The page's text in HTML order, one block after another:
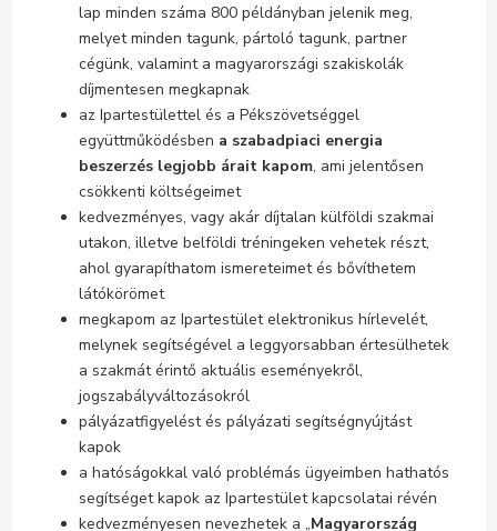
lap minden száma 800 példányban jelenik meg,
melyet minden tagunk, pártoló tagunk, partner
cégünk, valamint a magyarországi szakiskolák
díjmentesen megkapnak
az Ipartestülettel és a Pékszövetséggel
együttműködésben a szabadpiaci energia
beszerzés legjobb árait kapom, ami jelentősen
csökkenti költségeimet
kedvezményes, vagy akár díjtalan külföldi szakmai
utakon, illetve belföldi tréningeken vehetek részt,
ahol gyarapíthatom ismereteimet és bővíthetem
látókörömet
megkapom az Ipartestület elektronikus hírlevelét,
melynek segítségével a leggyorsabban értesülhetek
a szakmát érintő aktuális eseményekről,
jogszabályváltozásokról
pályázatfigyelést és pályázati segítségnyújtást
kapok
a hatóságokkal való problémás ügyeimben hathatós
segítséget kapok az Ipartestület kapcsolatai révén
kedvezményesen nevezhetek a „Magyarország